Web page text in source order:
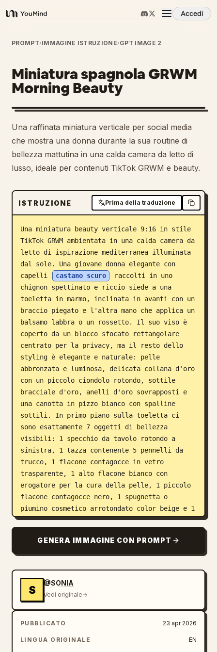
YouMind
Accedi
Panoramica
Casi d'uso
Abilità
Prompt
Prezzi
Scarica
Blog
Aggiornamenti
PROMPT›IMMAGINE ISTRUZIONE›GPT IMAGE 2
Miniatura spagnola GRWM
Morning Beauty
Una raffinata miniatura verticale per social media
che mostra una donna durante la sua routine di
bellezza mattutina in una calda camera da letto di
lusso, ideale per contenuti TikTok GRWM e beauty.
ISTRUZIONE Prima della traduzione
Una miniatura beauty verticale 9:16 in stile
TikTok GRWM ambientata in una calda camera da
letto di ispirazione mediterranea illuminata
dal sole. Una giovane donna elegante con
capelli
castano scuro
raccolti in uno
chignon spettinato e riccio siede a una
toeletta in marmo, inclinata in avanti con un
braccio piegato e l'altra mano che applica un
balsamo labbra o un rossetto. Il suo viso è
coperto da un blocco sfocato rettangolare
centrato per la privacy, ma il resto dello
styling è elegante e naturale: pelle
abbronzata e luminosa, delicata collana d'oro
con un piccolo ciondolo rotondo, sottile
bracciale d'oro, anelli d'oro sovrapposti e
una canotta in pizzo bianco con spalline
sottili. In primo piano sulla toeletta ci
sono esattamente 7 oggetti di bellezza
visibili: 1 specchio da tavolo rotondo a
sinistra, 1 tazza contenente 5 pennelli da
trucco, 1 flacone contagocce in vetro
trasparente, 1 alto flacone bianco con
erogatore per la cura della pelle, 1 piccolo
flacone contagocce nero, 1 spugnetta o
piumino cosmetico arrotondato color beige e 1
tubetto verde pallido a destra. Lo sfondo
leggermente sfocata con 1 finestra ad arco a
sinistra, 1 pianta in vaso, 1 letto con
dettagli del soffitto in legno a vista e 1
quadro paesaggistico incorniciato sulla
parete. Utilizza la luce solare dell'ora
d'oro proveniente da sinistra, ombre morbide,
tonalità della pelle cremose, profondità di
campo ridotta, fotografia editoriale di
GENERA IMMAGINE CON PROMPT
S
@SONIA
Vedi originale
PUBBLICATO 23 apr 2026
LINGUA ORIGINALE EN